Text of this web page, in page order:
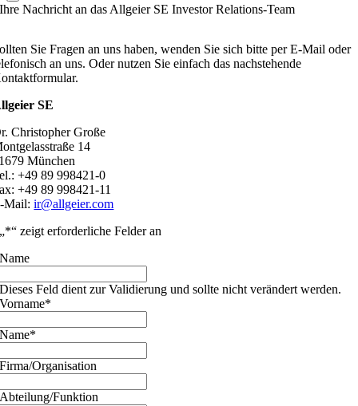
Ihre Nachricht an das Allgeier SE Investor Relations-Team
Sie Fragen an uns haben, wenden Sie sich bitte per E-Mail oder
an uns. Oder nutzen Sie einfach das nachstehende
SE
Christopher Große
14
München
+49 89 998421-0
+49 89 998421-11
Mail:ir@allgeier.com
„*“ zeigt erforderliche Felder an
Name
Dieses Feld dient zur Validierung und sollte nicht verändert werden.
Vorname*
Name*
Firma/Organisation
Abteilung/Funktion